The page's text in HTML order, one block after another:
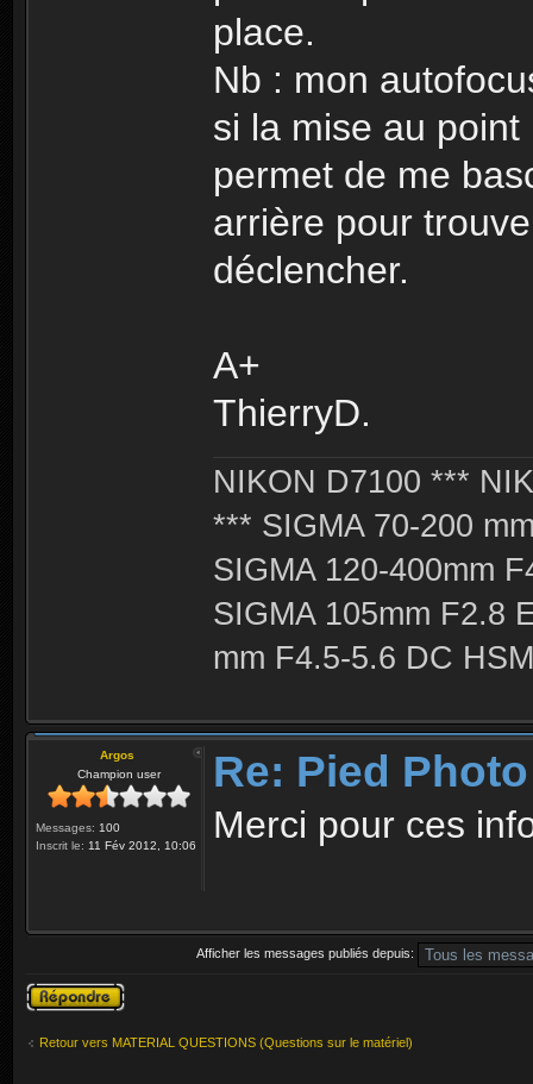
place.
Nb : mon
si la mise au
permet de me
arrière pour
déclencher.
A+
ThierryD.
NIKON D7100 ***
*** SIGMA 70-200
SIGMA 120-400mm
SIGMA 105mm F2.8
mm F4.5-5.6 DC
Argos
Champion user
Messages: 100
Inscrit le: 11 Fév 2012, 10:06
Re: Pied Photo
Merci pour ces
Afficher les messages publiés depuis:
Publier une
réponse
Retour vers MATERIAL QUESTIONS (Questions sur le matériel)